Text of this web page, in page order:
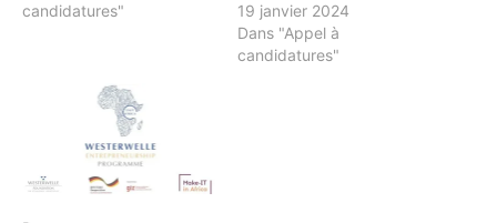
candidatures"
19 janvier 2024
Dans "Appel à
candidatures"